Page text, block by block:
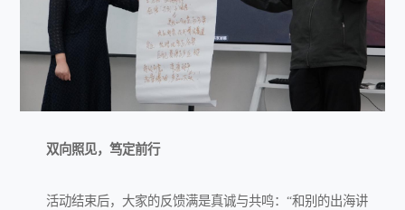
双向照见，笃定前行
活动结束后，大家的反馈满是真诚与共鸣：“和别的出海讲